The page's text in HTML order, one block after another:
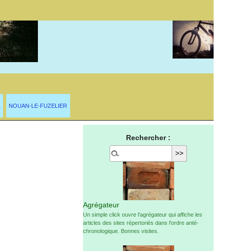
NOUAN-LE-FUZELIER
Rechercher :
Agrégateur
Un simple click ouvre l'agrégateur qui affiche les
articles des sites répertoriés dans l'ordre anté-
chronologique. Bonnes visites.